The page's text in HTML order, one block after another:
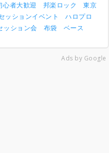
心者大歓迎 邦楽ロック
東京
ッションイベント
ハロプロ
ッション会 布袋
ベース
Ads by Google